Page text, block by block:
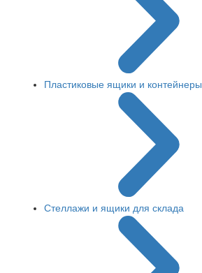
Пластиковые ящики и контейнеры
Стеллажи и ящики для склада